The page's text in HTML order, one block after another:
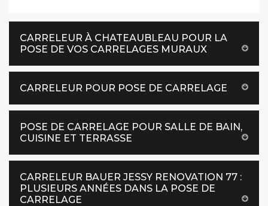
CARRELEUR À CHATEAUBLEAU POUR LA
POSE DE VOS CARRELAGES MURAUX
CARRELEUR POUR POSE DE CARRELAGE
POSE DE CARRELAGE POUR SALLE DE BAIN,
CUISINE ET TERRASSE
CARRELEUR BAUER JESSY RENOVATION 77 :
PLUSIEURS ANNÉES DANS LA POSE DE
CARRELAGE